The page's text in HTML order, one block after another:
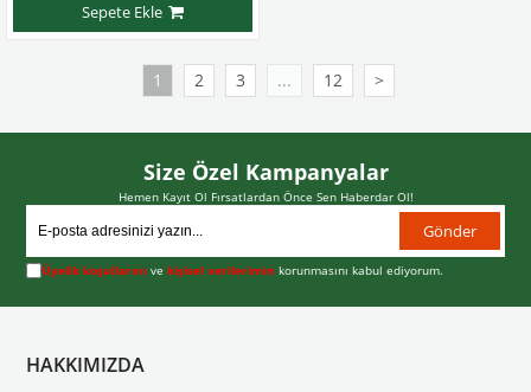
Sepete Ekle
1 2 3 ... 12 >
Size Özel Kampanyalar
Hemen Kayıt Ol Fırsatlardan Önce Sen Haberdar Ol!
Gönder
Üyelik koşullarını vekişisel verilerimin korunmasını kabul ediyorum.
HAKKIMIZDA